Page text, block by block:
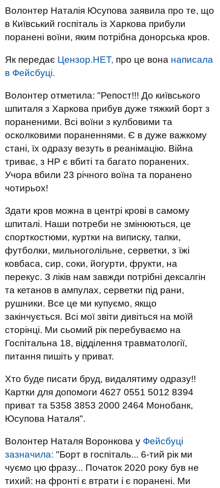
Волонтер Наталія Юсупова заявила про те, що
в Київський госпіталь із Харкова прибули
поранені воїни, яким потрібна донорська кров.
Як передає Цензор.НЕТ, про це вона написала
в Фейсбуці.
Волонтер отметила: "Репост!!! До київського
шпиталя з Харкова прибув дуже тяжкий борт з
пораненими. Всі воїни з кулбовими та
осколковими пораненнями. Є в дуже важкому
стані, їх одразу везуть в реанімацію. Війна
триває, з НР є вбиті та багато поранених.
Учора вбили 23 річного воїна та поранено
чотирьох!
Здати кров можна в центрі крові в самому
шпиталі. Наши потреби не змінюються, це
спорткостюми, куртки на виписку, тапки,
футболки, мильноголільне, серветки, з їжі
ковбаса, сир, соки, йогурти, фрукти, на
перекус. З ліків нам завжди потрібні дексалгін
та кетанов в ампулах, серветки під рани,
рушники. Все це ми купуємо, якщо
закінчується. Всі мої звіти дивіться на моїй
сторінці. Ми сьомий рік перебуваємо на
Госпітальна 18, відділення травматології,
питання пишіть у приват.
Хто буде писати бруд, видалятиму одразу!!
Картки для допомоги 4627 0551 5012 8394
приват та 5358 3853 2000 2464 Монобанк,
Юсупова Наталя".
Волонтер Наталя Воронкова у Фейсбуці
зазначила: "Борт в госпіталь... 6-тий рік ми
чуємо цю фразу... Початок 2020 року був не
тихий: на фронті є втрати і є поранені. Ми